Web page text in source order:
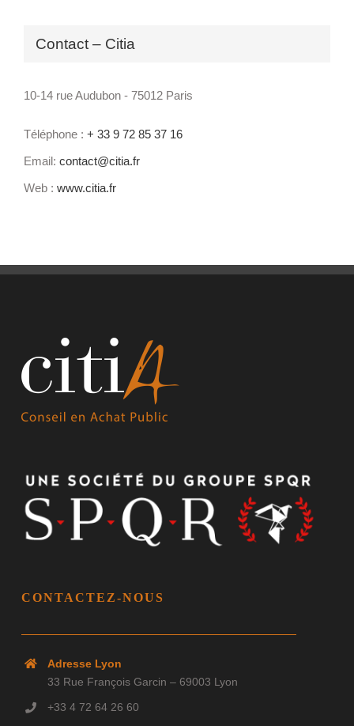
Contact – Citia
10-14 rue Audubon - 75012 Paris
Téléphone : + 33 9 72 85 37 16
Email: contact@citia.fr
Web : www.citia.fr
CONTACTEZ-NOUS
Adresse Lyon
33 Rue François Garcin – 69003 Lyon
+33 4 72 64 26 60